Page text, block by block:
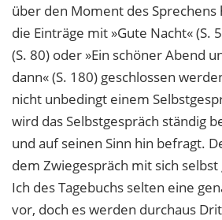
über den Moment des Sprechens
die Einträge mit »Gute Nacht« (S.
(S. 80) oder »Ein schöner Abend
dann« (S. 180) geschlossen
nicht unbedingt einem
wird das Selbstgespräch ständig
und auf seinen Sinn hin befragt.
dem Zwiegespräch mit sich
Ich des Tagebuchs selten eine
vor, doch es werden durchaus